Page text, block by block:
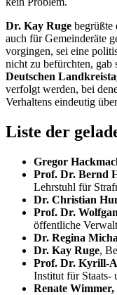
Dr. Kay Ruge begrüßte
auch für Gemeinderäte
vorgingen, sei eine
nicht zu befürchten, gab
Deutschen
verfolgt werden, bei
Verhaltens eindeutig
Liste der
Gregor
Prof. Dr. Bernd
Lehrstuhl für
Dr. Christian
Prof. Dr.
öffentliche
Dr. Regina
Dr. Kay Ruge,
Prof. Dr. Kyrill-
Institut für Staats-
Renate Wimmer,